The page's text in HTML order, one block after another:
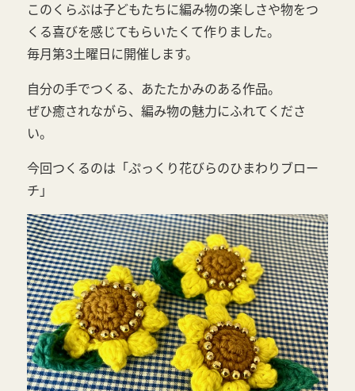
このくらぶは子どもたちに編み物の楽しさや物をつ
くる喜びを感じてもらいたくて作りました。
毎月第3土曜日に開催します。
自分の手でつくる、あたたかみのある作品。
ぜひ癒されながら、編み物の魅力にふれてくださ
い。
今回つくるのは「ぷっくり花びらのひまわりブロー
チ 」